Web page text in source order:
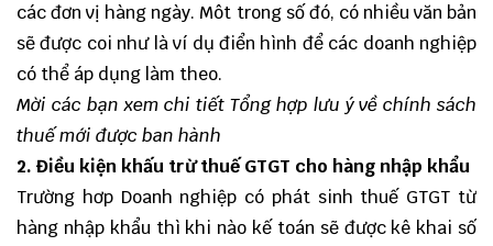
các đơn vị hàng ngày. Môt trong số đó, có nhiều văn bản
sẽ được coi như là ví dụ điển hình để các doanh nghiệp
có thể áp dụng làm theo.
Mời các bạn xem chi tiết Tổng hợp lưu ý về chính sách
thuế mới được ban hành
2. Điều kiện khấu trừ thuế GTGT cho hàng nhập khẩu
Trường hơp Doanh nghiệp có phát sinh thuế GTGT từ
hàng nhập khẩu thì khi nào kế toán sẽ được kê khai số